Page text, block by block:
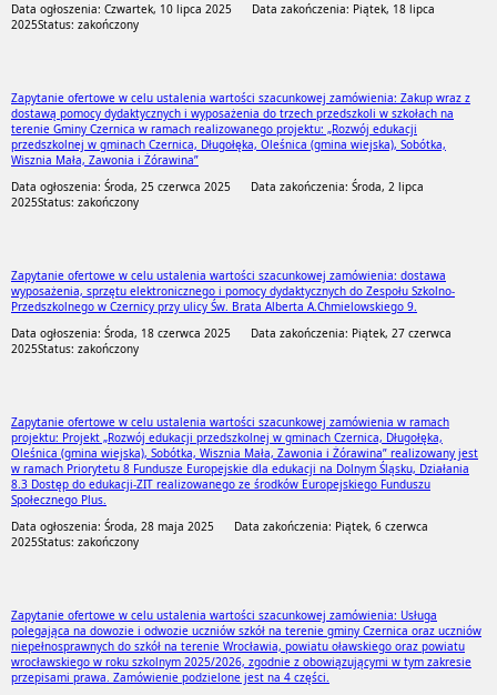
Data ogłoszenia: Czwartek, 10 lipca 2025 Data zakończenia: Piątek, 18 lipca
2025Status: zakończony
Zapytanie ofertowe w celu ustalenia wartości szacunkowej zamówienia: Zakup wraz z
dostawą pomocy dydaktycznych i wyposażenia do trzech przedszkoli w szkołach na
terenie Gminy Czernica w ramach realizowanego projektu: „Rozwój edukacji
przedszkolnej w gminach Czernica, Długołęka, Oleśnica (gmina wiejska), Sobótka,
Wisznia Mała, Zawonia i Żórawina”
Data ogłoszenia: Środa, 25 czerwca 2025 Data zakończenia: Środa, 2 lipca
2025Status: zakończony
Zapytanie ofertowe w celu ustalenia wartości szacunkowej zamówienia: dostawa
wyposażenia, sprzętu elektronicznego i pomocy dydaktycznych do Zespołu Szkolno-
Przedszkolnego w Czernicy przy ulicy Św. Brata Alberta A.Chmielowskiego 9.
Data ogłoszenia: Środa, 18 czerwca 2025 Data zakończenia: Piątek, 27 czerwca
2025Status: zakończony
Zapytanie ofertowe w celu ustalenia wartości szacunkowej zamówienia w ramach
projektu: Projekt „Rozwój edukacji przedszkolnej w gminach Czernica, Długołęka,
Oleśnica (gmina wiejska), Sobótka, Wisznia Mała, Zawonia i Żórawina” realizowany jest
w ramach Priorytetu 8 Fundusze Europejskie dla edukacji na Dolnym Śląsku, Działania
8.3 Dostęp do edukacji-ZIT realizowanego ze środków Europejskiego Funduszu
Społecznego Plus.
Data ogłoszenia: Środa, 28 maja 2025 Data zakończenia: Piątek, 6 czerwca
2025Status: zakończony
Zapytanie ofertowe w celu ustalenia wartości szacunkowej zamówienia: Usługa
polegająca na dowozie i odwozie uczniów szkół na terenie gminy Czernica oraz uczniów
niepełnosprawnych do szkół na terenie Wrocławia, powiatu oławskiego oraz powiatu
wrocławskiego w roku szkolnym 2025/2026, zgodnie z obowiązującymi w tym zakresie
przepisami prawa. Zamówienie podzielone jest na 4 części.